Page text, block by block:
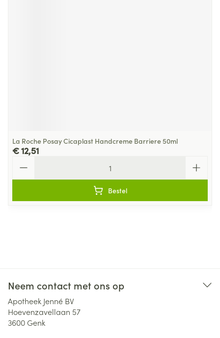
La Roche Posay Cicaplast Handcreme Barriere 50ml
€ 12,51
Bestel
Neem contact met ons op
Apotheek Jenné BV
Hoevenzavellaan 57
3600 Genk